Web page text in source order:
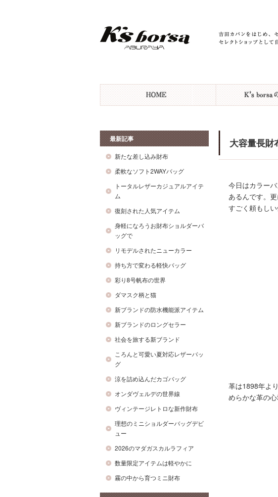
最新記事
新たな差し込み財布
柔軟なソフト2WAYバッグ
トータルレザーカジュアルアイテ
ム
復刻された人気アイテム
身軽になろうお財布ショルダーバ
ッグで
リモデルされたニューカラー
持ち方で変わる軽快バッグ
彩り8号帆布の世界
ダマスク柄と猫
新ブランドの防水機能派アイテム
新ブランドのロングセラー
社会を旅する新ブランド
ころんと可愛い夏対応レザーバッ
グ
涼を詰め込んだカゴバッグ
オンダヴェルデの世界線
ヴィンテージレトロな新作財布
理想のミニショルダーバッグデビ
ュー
2026のマダガスカルラフィア
数量限定アイテムは軽やかに
霧の中から育つミニ財布
大容量長財
今日はカラー
あるんです。
すごく頼もし
革は1898年よ
めらかな革の